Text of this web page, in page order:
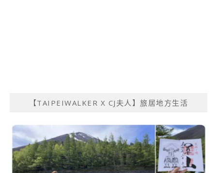
【TAIPEIWALKER X CJ夫人】旅居地方生活